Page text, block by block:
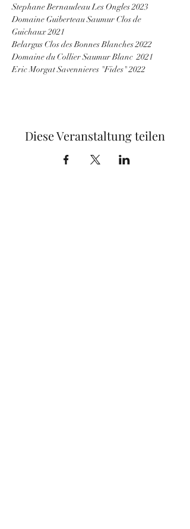
Stephane Bernaudeau Les Ongles 2023
Domaine Guiberteau Saumur Clos de
Guichaux 2021
Belargus Clos des Bonnes Blanches 2022
Domaine du Collier Saumur Blanc  2021
Eric Morgat Savennieres "Fides" 2022
Diese Veranstaltung teilen